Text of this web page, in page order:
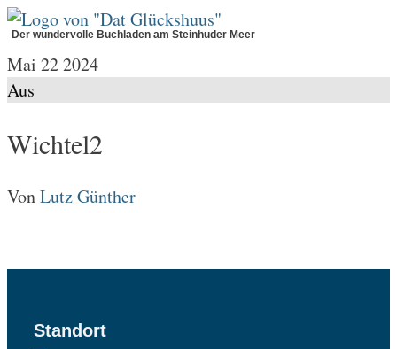
Zum
Inhalt
springen
Der wundervolle Buchladen am Steinhuder Meer
Mai 222024
Aus
Wichtel2
VonLutz Günther
Standort